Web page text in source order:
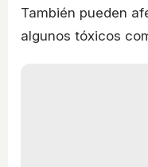
También pueden
algunos tóxicos